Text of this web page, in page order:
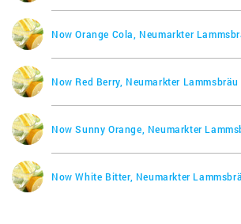
Now Orange Cola, Neumarkter
Now Red Berry, Neumarkter Lammsbräu
Now Sunny Orange, Neumarkter
Now White Bitter, Neumarkter